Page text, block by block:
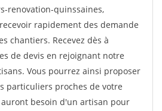
renovation-quinssaines,
rapidement des demande
chantiers. Recevez dès à
de devis en rejoignant notre
Vous pourrez ainsi proposer
particuliers proches de votre
besoin d'un artisan pour